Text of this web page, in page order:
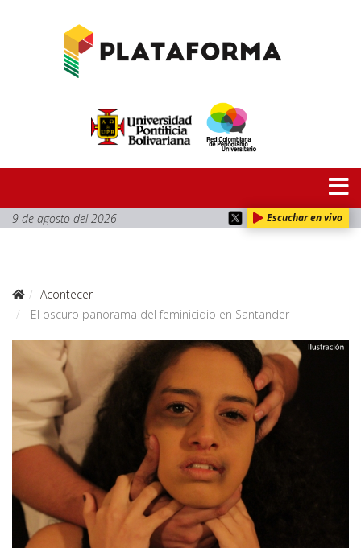
9 de agosto del 2026 Escuchar en vivo
Acontecer
El oscuro panorama del feminicidio en Santander